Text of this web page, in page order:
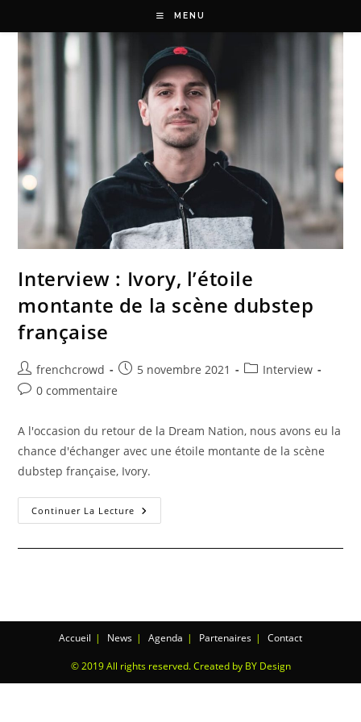
MENU
Interview : Ivory, l’étoile
montante de la scène dubstep
française
frenchcrowd 5 novembre 2021
Interview
0 commentaire
A l'occasion du retour de la Dream Nation, nous avons eu la
chance d'échanger avec une étoile montante de la scène
dubstep française, Ivory.
Continuer La Lecture
Accueil News Agenda Partenaires Contact
© 2019 All rights reserved. Created by BY Design